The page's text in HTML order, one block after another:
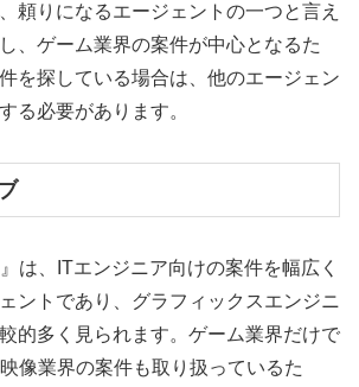
頼りになるエージェントの一つと言え
、ゲーム業界の案件が中心となるた
を探している場合は、他のエージェン
る必要があります。
』は、ITエンジニア向けの案件を幅広く
ントであり、グラフィックスエンジニ
的多く見られます。ゲーム業界だけで
像業界の案件も取り扱っているた